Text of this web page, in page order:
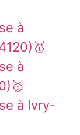
à
à
à Ivry-